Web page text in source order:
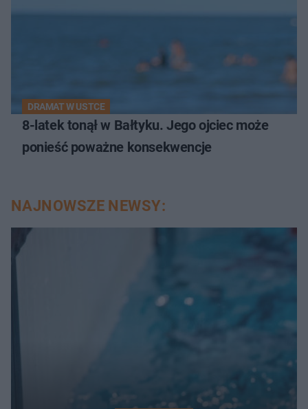
DRAMAT W USTCE
8-latek tonął w Bałtyku. Jego ojciec może
ponieść poważne konsekwencje
NAJNOWSZE NEWSY: